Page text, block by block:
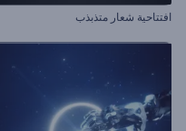
افتتاحية شعار متذبذب